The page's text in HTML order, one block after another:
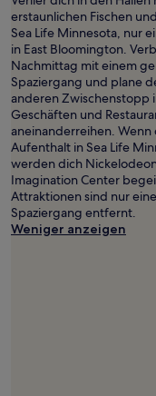
erstaunlichen Fischen
Sea Life Minnesota, nur
in East Bloomington.
Nachmittag mit einem
Spaziergang und plane
anderen Zwischenstopp
Geschäften und
aneinanderreihen.
Aufenthalt in Sea Life
werden dich
Imagination Center
Attraktionen sind nur
Spaziergang entfernt.
Weniger anzeigen